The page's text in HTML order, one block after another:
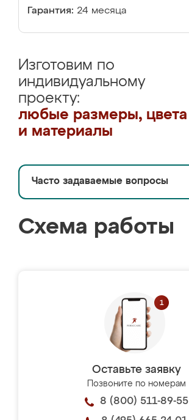
Гарантия: 24 месяца
Изготовим по
индивидуальному
проекту:
любые размеры, цвета
и материалы
Часто задаваемые вопросы
Схема работы
Оставьте заявку
Позвоните по номерам
8 (800) 511-89-55